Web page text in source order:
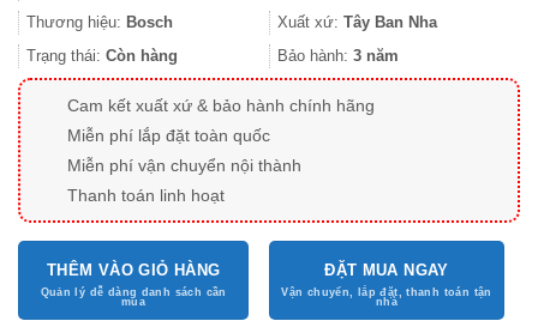
36.800.000 ₫.là:
Thương hiệu: Bosch Xuất xứ: Tây Ban Nha
Trạng thái: Còn hàng Bảo hành: 3 năm
Cam kết xuất xứ & bảo hành chính hãng
Miễn phí lắp đặt toàn quốc
Miễn phí vận chuyển nội thành
Thanh toán linh hoạt
THÊM VÀO GIỎ HÀNG ĐẶT MUA NGAY